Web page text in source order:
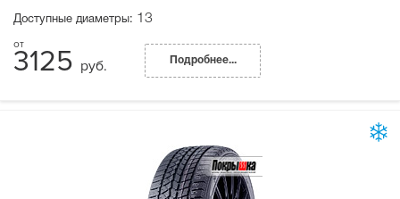
Доступные диаметры: 13
3125 руб. Подробнее...